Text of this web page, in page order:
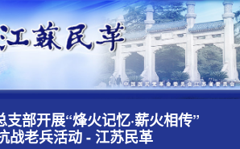
支部开展“烽火记忆·薪火相传”
战老兵活动 - 江苏民革